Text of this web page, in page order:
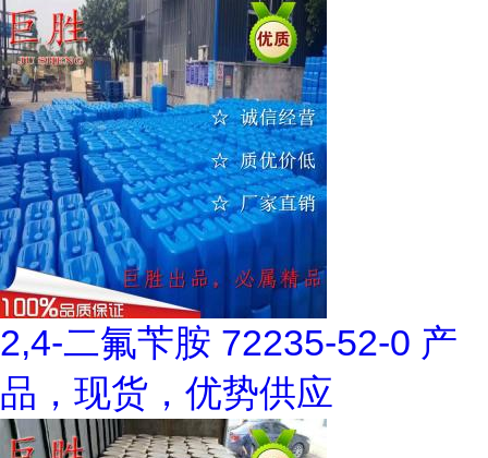
2,4-二氟苄胺 72235-52-0 产
品，现货，优势供应